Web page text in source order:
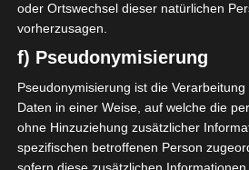
oder Ortswechsel dieser natürlichen
vorherzusagen.
f) Pseudonymisierung
Pseudonymisierung ist die
Daten in einer Weise, auf welche die
ohne Hinzuziehung zusätzlicher
spezifischen betroffenen Person